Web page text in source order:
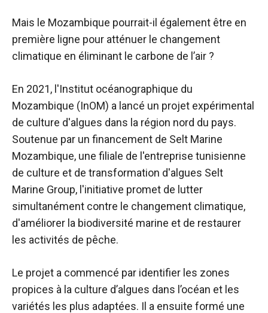
Mais le Mozambique pourrait-il également être en
première ligne pour atténuer le changement
climatique en éliminant le carbone de l’air ?
En 2021, l'Institut océanographique du
Mozambique (InOM) a lancé un projet expérimental
de culture d'algues dans la région nord du pays.
Soutenue par un financement de Selt Marine
Mozambique, une filiale de l'entreprise tunisienne
de culture et de transformation d'algues Selt
Marine Group, l'initiative promet de lutter
simultanément contre le changement climatique,
d'améliorer la biodiversité marine et de restaurer
les activités de pêche.
Le projet a commencé par identifier les zones
propices à la culture d’algues dans l’océan et les
variétés les plus adaptées. Il a ensuite formé une